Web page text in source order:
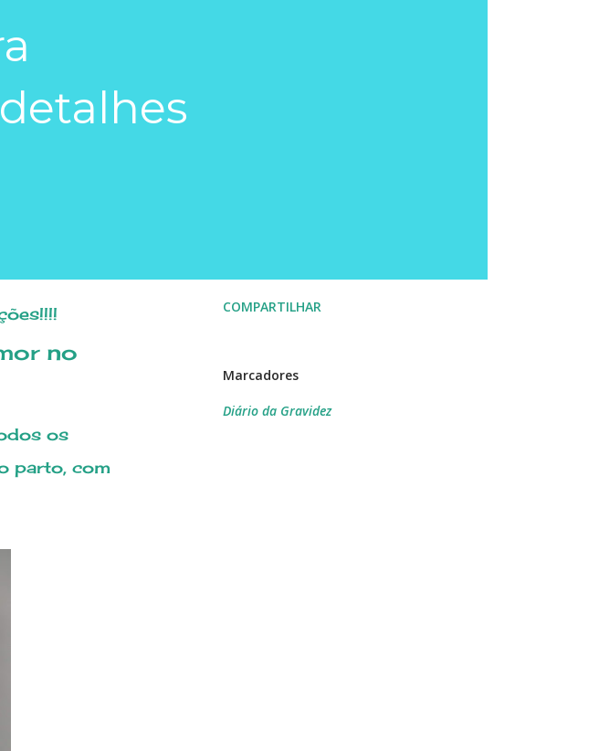
no
parto, com
COMPARTILHAR
Marcadores
Diário da Gravidez